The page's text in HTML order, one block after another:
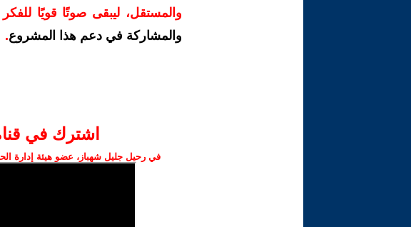
والمستقل، ليبقى صوتًا قويًا
والمشاركة في دعم هذا المشروع.
اشترك في
في رحيل جليل شهباز، عضو هيئة إدارة